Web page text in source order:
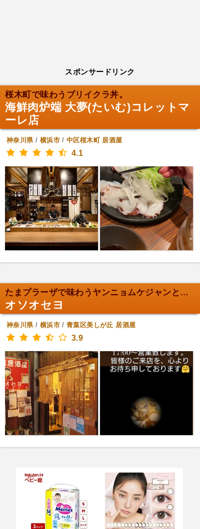
スポンサードリンク
桜木町で味わうブリイクラ丼。
海鮮肉炉端 大夢(たいむ)コレットマ
ーレ店
神奈川県/ 横浜市/中区桜木町 居酒屋
4.1
たまプラーザで味わうヤンニョムケジャンと生マッコリ...
オソオセヨ
神奈川県/ 横浜市/青葉区美しが丘 居酒屋
3.9